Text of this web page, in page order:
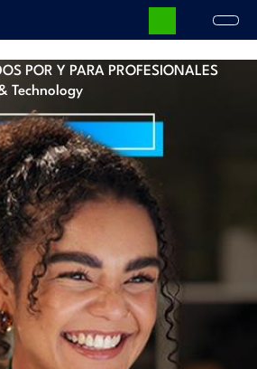
POR Y PARA PROFESIONALES
Technology